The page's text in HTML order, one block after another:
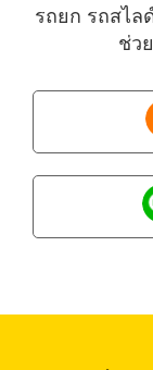
รถยก รถสไล
ช่ว